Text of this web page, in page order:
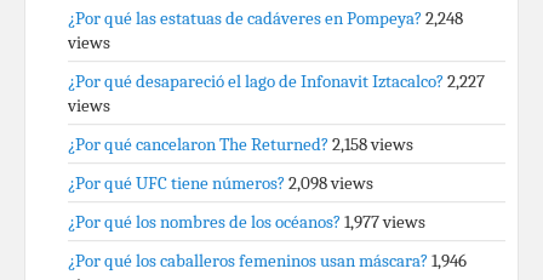
¿Por qué las estatuas de cadáveres en Pompeya? 2,248
views
¿Por qué desapareció el lago de Infonavit Iztacalco? 2,227
views
¿Por qué cancelaron The Returned? 2,158 views
¿Por qué UFC tiene números? 2,098 views
¿Por qué los nombres de los océanos? 1,977 views
¿Por qué los caballeros femeninos usan máscara? 1,946